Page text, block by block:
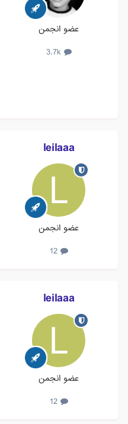
عضو انجمن
leilaaa
عضو انجمن
12
leilaaa
عضو انجمن
12